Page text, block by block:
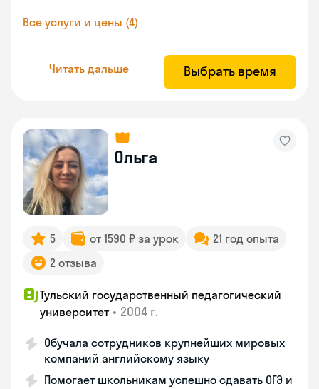
Все услуги и цены (4)
Читать дальше Выбрать время
Ольга
5 от 1590 ₽ за урок
21 год опыта
2 отзыва
Тульский государственный педагогический
университет • 2004 г.
Обучала сотрудников крупнейших мировых
компаний английскому языку
Помогает школьникам успешно сдавать ОГЭ и